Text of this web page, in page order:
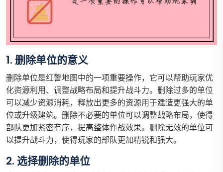
1. 删除单位的意义
删除单位是红警地图中的一项重要操作，它可以帮助玩家优
化资源利用、调整战略布局和提升战斗力。删除过多的单位
可以减少资源消耗，释放出更多的资源用于建造更强大的单
位或升级建筑。删除不必要的单位可以调整战略布局，使得
部队更加紧密有序，提高整体作战效果。删除无效的单位可
以提升战斗力，使得玩家的部队更加精锐和强大。
2. 选择删除的单位